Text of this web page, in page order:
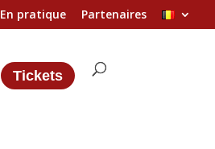
En pratique Partenaires
Tickets